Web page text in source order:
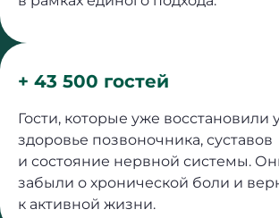
+ 43 500 гостей
Гости, которые уже восстановили
здоровье позвоночника, суставов
и состояние нервной системы.
забыли о хронической боли и
к активной жизни.